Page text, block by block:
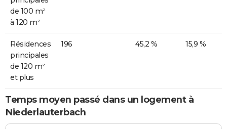
de 100 m²
à 120 m²
Résidences
principales
de 120 m²
et plus
196 45,2 % 15,9 %
Temps moyen passé dans un logement à
Niederlauterbach